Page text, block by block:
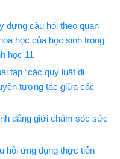
dựng câu hỏi theo quan
học của học sinh trong
học 11
tập “các quy luật di
tương tác giữa các
đẳng giới chăm sóc sức
hỏi ứng dụng thực tiễn